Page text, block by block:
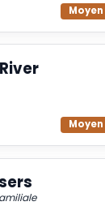
Moyen
Moyen